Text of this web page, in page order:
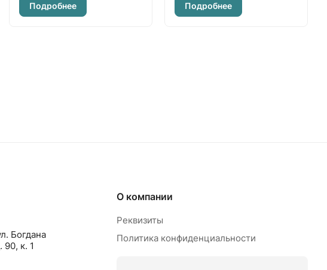
Подробнее Подробнее
Богдана
к. 1
О компании
Реквизиты
Политика конфиденциальности